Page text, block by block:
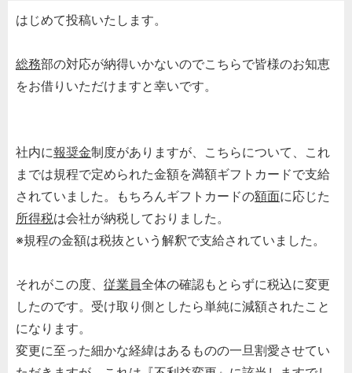
はじめて投稿いたします。
総務部の対応が納得いかないのでこちらで皆様のお知恵
をお借りいただけますと幸いです。
社内に報奨金制度がありますが、こちらについて、これ
までは規程で定められた金額を満額ギフトカードで支給
されていました。もちろんギフトカードの額面に応じた
所得税は会社が納税しておりました。
※規程の金額は税抜という解釈で支給されていました。
それがこの度、 従業員全体の確認もとらずに税込に変更
したのです。受け取り側としたら単純に減額されたこと
になります。
変更に至った細かな経緯はあるものの一旦割愛させてい